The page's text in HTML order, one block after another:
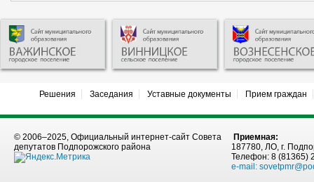
Решения Заседания Уставные документы Прием граждан
© 2006–2025, Официальный интернет-сайт Совета
депутатов Подпорожского района
Приемная:
187780, ЛО, г.
Телефон: 8 (81365)
e-mail: